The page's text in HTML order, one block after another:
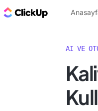
ClickUp
AI VE